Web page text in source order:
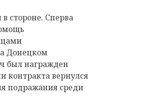
стороне. Сперва
Донецком
был награжден
контракта вернулся
подражания среди